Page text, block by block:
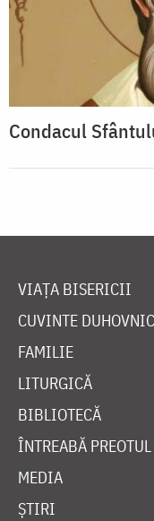
Condacul
VIAȚA BISERICII
CUVINTE
FAMILIE
LITURGICĂ
BIBLIOTECĂ
ÎNTREABĂ PREOTUL
MEDIA
ȘTIRI